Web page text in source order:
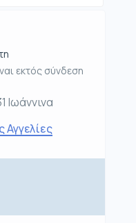
εκτός σύνδεση
Ιωάννινα
Αγγελίες